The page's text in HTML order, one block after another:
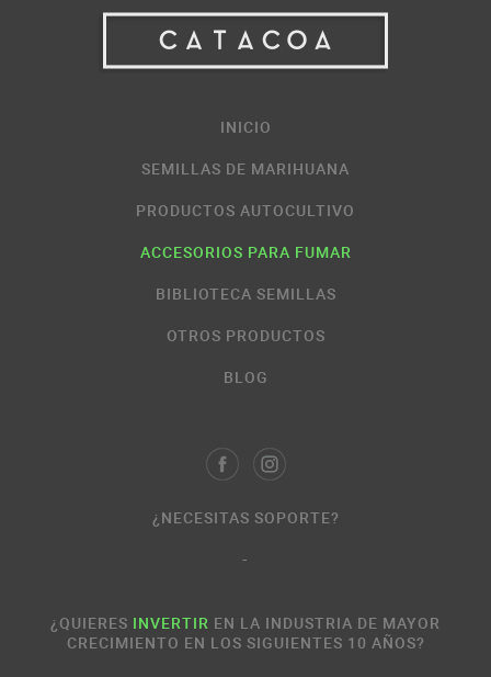
INICIO
SEMILLAS DE MARIHUANA
PRODUCTOS AUTOCULTIVO
ACCESORIOS PARA FUMAR
BIBLIOTECA SEMILLAS
OTROS PRODUCTOS
BLOG
¿NECESITAS SOPORTE?
-
¿QUIERES INVERTIR EN LA INDUSTRIA DE MAYOR
CRECIMIENTO EN LOS SIGUIENTES 10 AÑOS?